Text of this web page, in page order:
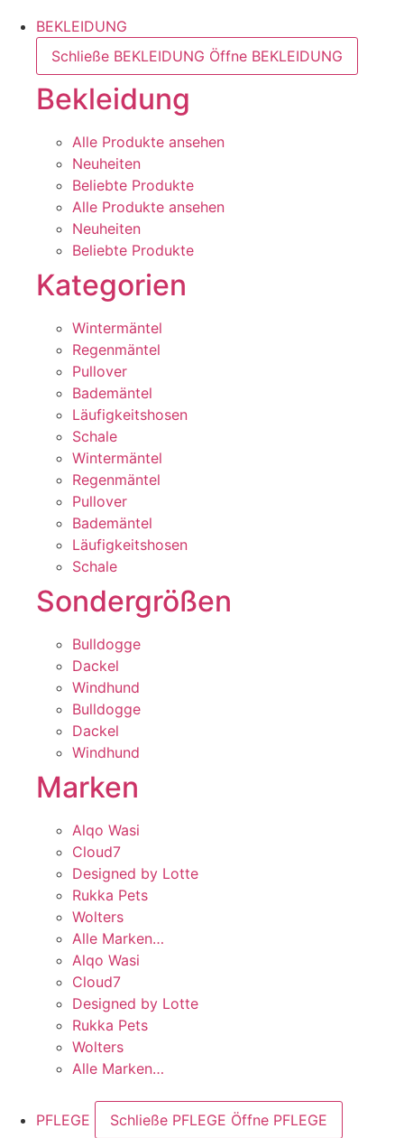
BEKLEIDUNG
Schließe BEKLEIDUNG Öffne BEKLEIDUNG
Bekleidung
Alle Produkte ansehen
Neuheiten
Beliebte Produkte
Alle Produkte ansehen
Neuheiten
Beliebte Produkte
Kategorien
Wintermäntel
Regenmäntel
Pullover
Bademäntel
Läufigkeitshosen
Schale
Wintermäntel
Regenmäntel
Pullover
Bademäntel
Läufigkeitshosen
Schale
Sondergrößen
Bulldogge
Dackel
Windhund
Bulldogge
Dackel
Windhund
Marken
Alqo Wasi
Cloud7
Designed by Lotte
Rukka Pets
Wolters
Alle Marken…
Alqo Wasi
Cloud7
Designed by Lotte
Rukka Pets
Wolters
Alle Marken…
PFLEGE Schließe PFLEGE Öffne PFLEGE